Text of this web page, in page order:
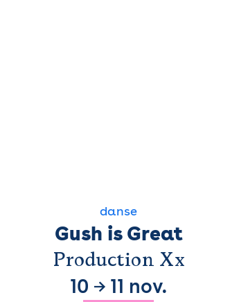
danse
Gush is Great
Production Xx
10 → 11 nov.